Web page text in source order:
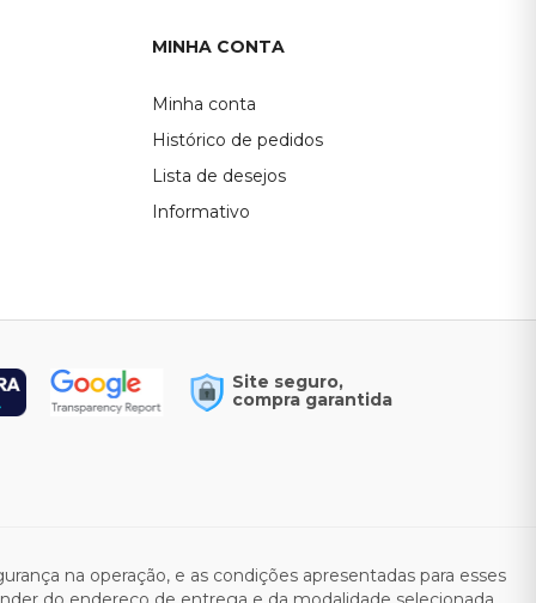
MINHA CONTA
Minha conta
Histórico de pedidos
Lista de desejos
Informativo
Site seguro,
compra garantida
na operação, e as condições apresentadas para esses